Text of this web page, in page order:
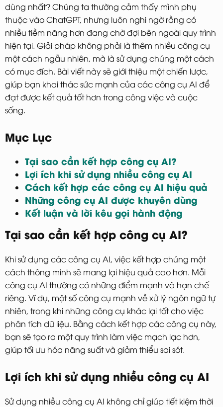
dùng nhất? Chúng ta thường cảm thấy mình phụ
thuộc vào ChatGPT, nhưng luôn nghi ngờ rằng có
nhiều tiềm năng hơn đang chờ đợi bên ngoài quy trình
hiện tại. Giải pháp không phải là thêm nhiều công cụ
một cách ngẫu nhiên, mà là sử dụng chúng một cách
có mục đích. Bài viết này sẽ giới thiệu một chiến lược,
giúp bạn khai thác sức mạnh của các công cụ AI để
đạt được kết quả tốt hơn trong công việc và cuộc
sống.
Mục Lục
Tại sao cần kết hợp công cụ AI?
Lợi ích khi sử dụng nhiều công cụ AI
Cách kết hợp các công cụ AI hiệu quả
Những công cụ AI được khuyên dùng
Kết luận và lời kêu gọi hành động
Tại sao cần kết hợp công cụ AI?
Khi sử dụng các công cụ AI, việc kết hợp chúng một
cách thông minh sẽ mang lại hiệu quả cao hơn. Mỗi
công cụ AI thường có những điểm mạnh và hạn chế
riêng. Ví dụ, một số công cụ mạnh về xử lý ngôn ngữ tự
nhiên, trong khi những công cụ khác lại tốt cho việc
phân tích dữ liệu. Bằng cách kết hợp các công cụ này,
bạn sẽ tạo ra một quy trình làm việc mạch lạc hơn,
giúp tối ưu hóa năng suất và giảm thiểu sai sót.
Lợi ích khi sử dụng nhiều công cụ AI
Sử dụng nhiều công cụ AI không chỉ giúp tiết kiệm thời